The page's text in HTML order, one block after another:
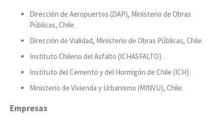
Dirección de Aeropuertos (DAP), Ministerio de Obras
Públicas, Chile.
Dirección de Vialidad, Ministerio de Obras Públicas, Chile.
Instituto Chileno del Asfalto (ICHASFALTO).
Instituto del Cemento y del Hormigón de Chile (ICH).
Ministerio de Vivienda y Urbanismo (MINVU), Chile.
Empresas